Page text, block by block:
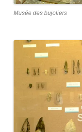
Musée des bujoliers